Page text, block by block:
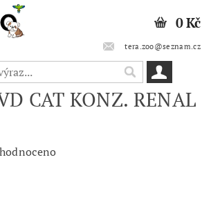
tera.zoo@seznam.cz
0 Kč
CAT KONZ. RENAL